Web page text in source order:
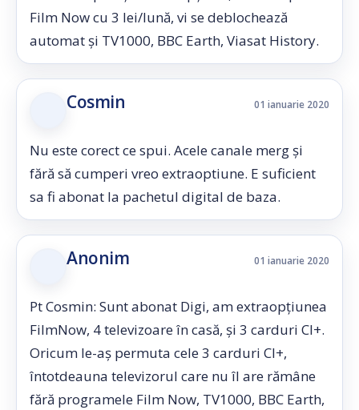
Film Now cu 3 lei/lună, vi se deblochează
automat și TV1000, BBC Earth, Viasat History.
Cosmin 01 ianuarie 2020
Nu este corect ce spui. Acele canale merg și
fără să cumperi vreo extraoptiune. E suficient
sa fi abonat la pachetul digital de baza.
Anonim 01 ianuarie 2020
Pt Cosmin: Sunt abonat Digi, am extraopțiunea
FilmNow, 4 televizoare în casă, și 3 carduri CI+.
Oricum le-aș permuta cele 3 carduri CI+,
întotdeauna televizorul care nu îl are rămâne
fără programele Film Now, TV1000, BBC Earth,